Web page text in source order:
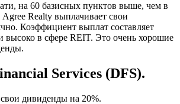
на 60 базисных пунктов выше, чем в
Agree Realty выплачивает свои
Коэффициент выплат составляет
высоко в сфере REIT. Это очень хорошие
Services (DFS).
дивиденды на 20%.